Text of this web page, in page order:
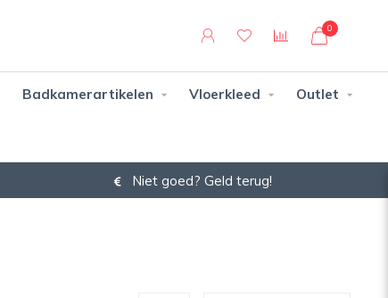
0
Badkamerartikelen Vloerkleed Outlet
14 dagen bedenktijd